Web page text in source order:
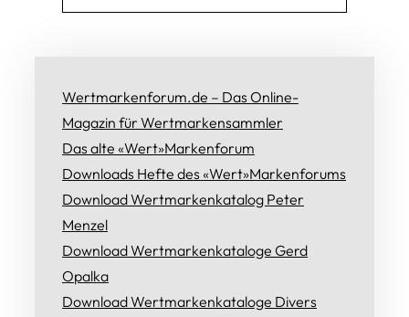
Wertmarkenforum.de – Das Online-
Magazin für Wertmarkensammler
Das alte «Wert»Markenforum
Downloads Hefte des «Wert»Markenforums
Download Wertmarkenkatalog Peter
Menzel
Download Wertmarkenkataloge Gerd
Opalka
Download Wertmarkenkataloge Divers